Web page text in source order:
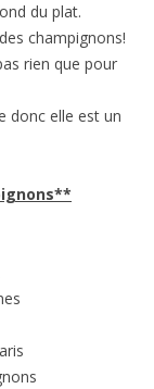
du plat.
champignons!
rien que pour
donc elle est un